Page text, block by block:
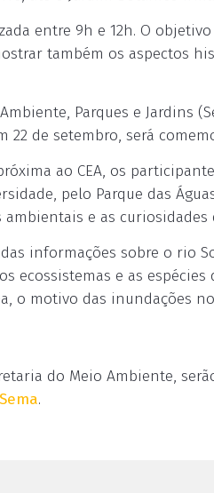
entre 9h e 12h. O
também os aspectos
Parques e Jardins
22 de setembro, será
ao CEA, os
pelo Parque das
ambientais e as curiosidades
informações sobre o rio
ecossistemas e as
o motivo das inundações
do Meio Ambiente,
.